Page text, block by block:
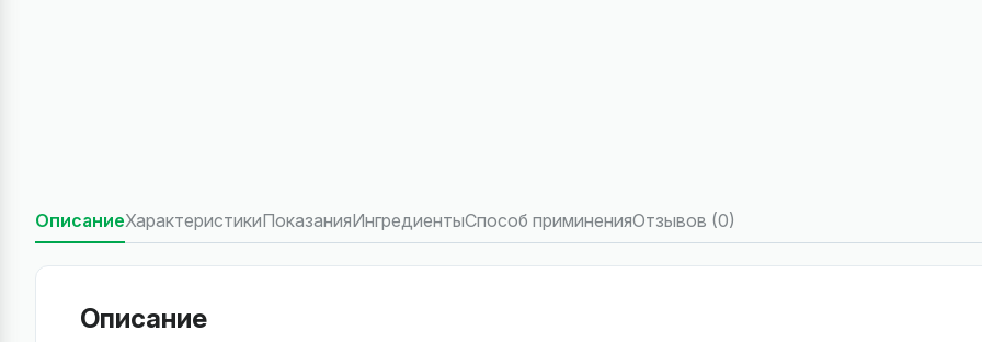
ОписаниеХарактеристикиПоказанияИнгредиентыСпособ приминенияОтзывов (0)
Описание